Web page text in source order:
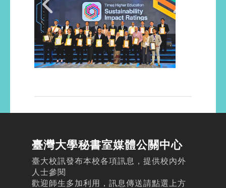
臺灣大學秘書室媒體公關中心
臺大校訊發布本校各項訊息，提供校內外
人士參閱
歡迎師生多加利用，訊息傳送請點選上方